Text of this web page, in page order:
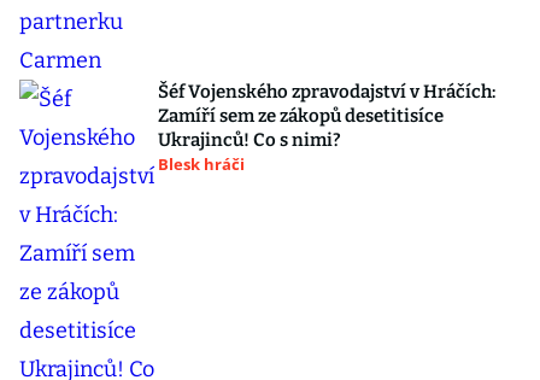
Šéf Vojenského zpravodajství v Hráčích:
Zamíří sem ze zákopů desetitisíce
Ukrajinců! Co s nimi?
Blesk hráči